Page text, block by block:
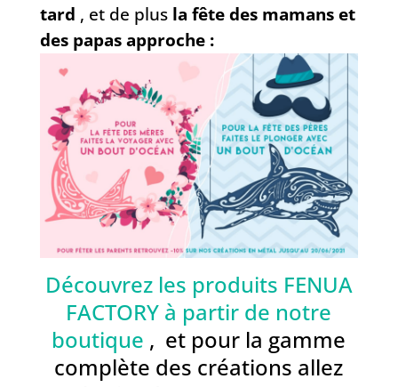
tard , et de plus la fête des mamans et
des papas approche :
Découvrez les produits FENUA
FACTORY à partir de notre
boutique , et pour la gamme
complète des créations allez